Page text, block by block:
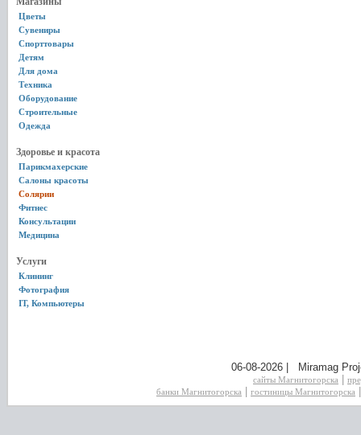
Цветы
Сувениры
Спорттовары
Детям
Для дома
Техника
Оборудование
Строительные
Одежда
Здоровье и красота
Парикмахерские
Салоны красоты
Солярии
Фитнес
Консультации
Медицина
Услуги
Клининг
Фотография
IT, Компьютеры
06-08-2026 | Miramag
сайты Магнитогорска
банки Магнитогорска
гостиницы Магнитогорска